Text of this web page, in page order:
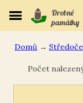
Drobné
památky
Domů →
Počet